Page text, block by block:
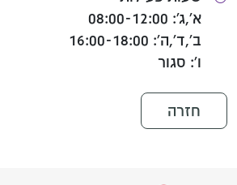
א',ג': 08:00-12:00
ב',ד',ה': 16:00-18:00
ו': סגור
חזרה